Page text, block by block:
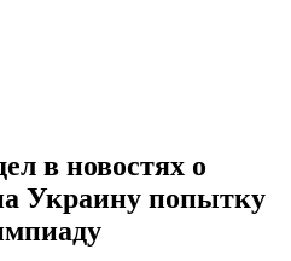
в новостях о
Украину попытку